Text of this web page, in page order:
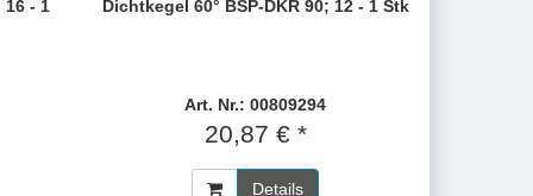
- 1 Dichtkegel 60° BSP-DKR 90; 12 - 1 Stk
Art. Nr.: 00809294
20,87 € *
Details